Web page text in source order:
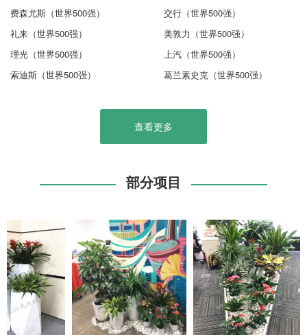
费森尤斯（世界500强）
交行（世界500强）
礼来（世界500强）
美敦力（世界500强）
理光（世界500强）
上汽（世界500强）
索迪斯（世界500强）
葛兰素史克（世界500强）
查看更多
部分项目